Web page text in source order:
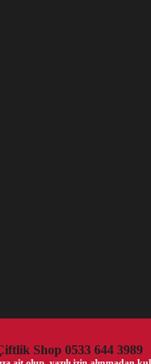
Shop 0533 644 3989